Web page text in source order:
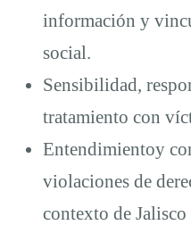
información y
social.
Sensibilidad,
tratamiento con
Entendimientoy
violaciones de
contexto de Jalisco